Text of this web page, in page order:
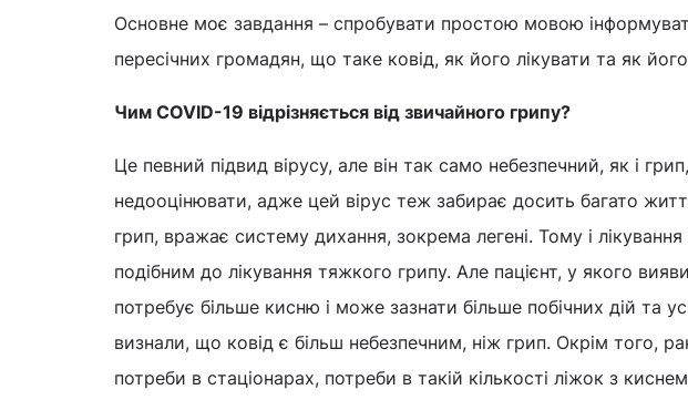
Основне моє завдання – спробувати простою мовою
пересічних громадян, що таке ковід, як його лікувати та як
Чим COVID-19 відрізняється від звичайного грипу?
Це певний підвид вірусу, але він так само небезпечний, як і
недооцінювати, адже цей вірус теж забирає досить багато
грип, вражає систему дихання, зокрема легені. Тому і
подібним до лікування тяжкого грипу. Але пацієнт, у якого
потребує більше кисню і може зазнати більше побічних дій та
визнали, що ковід є більш небезпечним, ніж грип. Окрім того,
потреби в стаціонарах, потреби в такій кількості ліжок з